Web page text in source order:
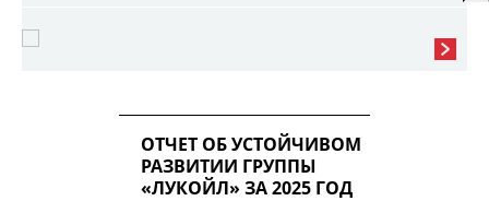
ОТЧЕТ ОБ УСТОЙЧИВОМ
РАЗВИТИИ ГРУППЫ
«ЛУКОЙЛ» ЗА 2025 ГОД